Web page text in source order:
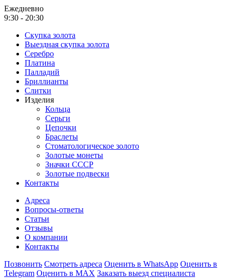
Ежедневно
9:30 - 20:30
Скупка золота
Выездная скупка золота
Серебро
Платина
Палладий
Бриллианты
Слитки
Изделия
Кольца
Серьги
Цепочки
Браслеты
Стоматологическое золото
Золотые монеты
Значки СССР
Золотые подвески
Контакты
Адреса
Вопросы-ответы
Статьи
Отзывы
О компании
Контакты
Позвонить Смотреть адреса Оценить в WhatsApp Оценить в
Telegram Оценить в MAX Заказать выезд специалиста